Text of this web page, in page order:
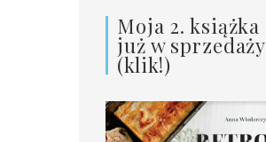
Moja 2. książka
już w sprzedaży
(klik!)